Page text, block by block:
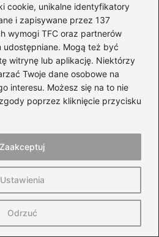
cookie, unikalne identyfikatory
i zapisywane przez 137
wymogi TFC oraz partnerów
udostępniane. Mogą też być
witrynę lub aplikację. Niektórzy
Twoje dane osobowe na
interesu. Możesz się na to nie
poprzez kliknięcie przycisku
Ustawienia
Odrzuć
Zaakceptuj
otwarta podczas
paliwa w modele
modeliHonda Civic
stronie samochodu,
wlewu paliwa nie
warto spróbować
korzystając z awaryjnego